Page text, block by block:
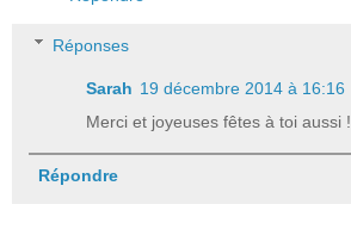
Réponses
Sarah 19 décembre 2014 à 16:16
Merci et joyeuses fêtes à toi aussi !
Répondre